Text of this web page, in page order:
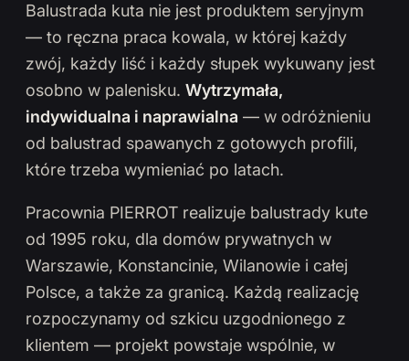
Balustrada kuta nie jest produktem seryjnym
— to ręczna praca kowala, w której każdy
zwój, każdy liść i każdy słupek wykuwany jest
osobno w palenisku. Wytrzymała,
indywidualna i naprawialna — w odróżnieniu
od balustrad spawanych z gotowych profili,
które trzeba wymieniać po latach.
Pracownia PIERROT realizuje balustrady kute
od 1995 roku, dla domów prywatnych w
Warszawie, Konstancinie, Wilanowie i całej
Polsce, a także za granicą. Każdą realizację
rozpoczynamy od szkicu uzgodnionego z
klientem — projekt powstaje wspólnie, w